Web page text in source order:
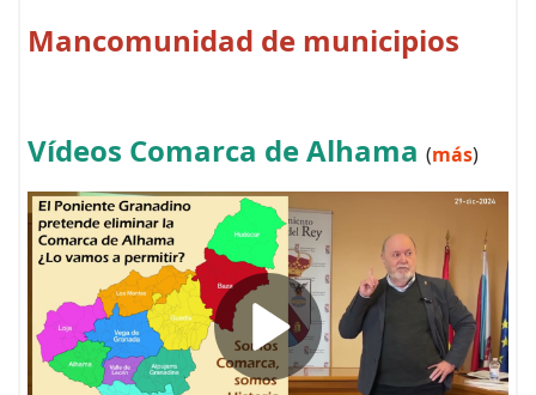
Mancomunidad de municipios
Vídeos Comarca de Alhama (más)